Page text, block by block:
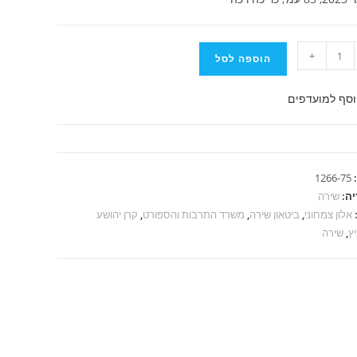
+ הוספה לסל
למועדפים
1266-75
שירה
אלון צמחוני,ביטאון שירה, משרד התרבות והספורט, קרן יהושע
,שירה